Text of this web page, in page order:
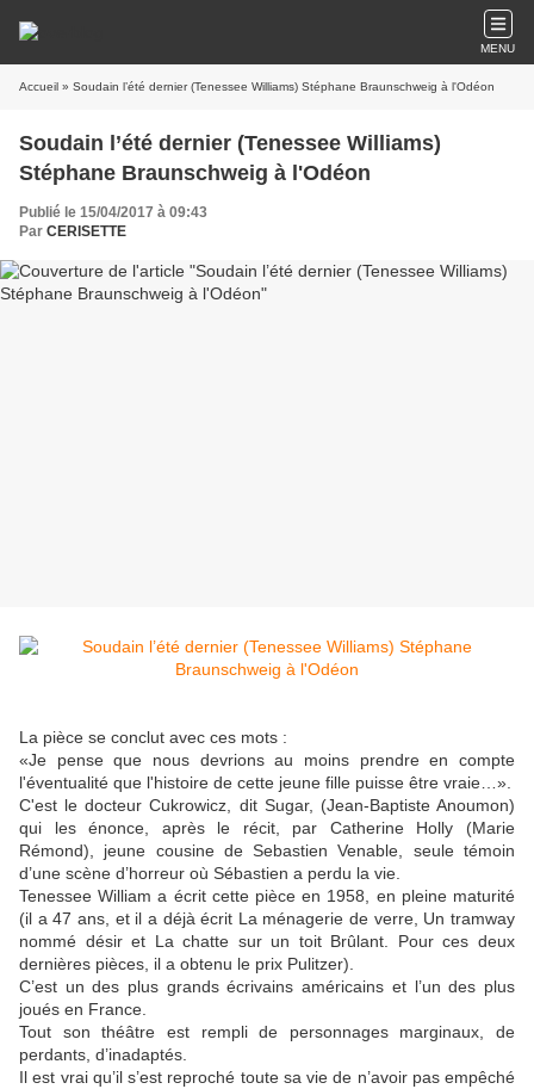
MENU
Accueil » Soudain l’été dernier (Tenessee Williams) Stéphane Braunschweig à l'Odéon
Soudain l’été dernier (Tenessee Williams)
Stéphane Braunschweig à l'Odéon
Publié le 15/04/2017 à 09:43
Par CERISETTE
La pièce se conclut avec ces mots :
«Je pense que nous devrions au moins prendre en compte
l'éventualité que l'histoire de cette jeune fille puisse être vraie…».
C'est le docteur Cukrowicz, dit Sugar, (Jean-Baptiste Anoumon)
qui les énonce, après le récit, par Catherine Holly (Marie
Rémond), jeune cousine de Sebastien Venable, seule témoin
d’une scène d’horreur où Sébastien a perdu la vie.
Tenessee William a écrit cette pièce en 1958, en pleine maturité
(il a 47 ans, et il a déjà écrit La ménagerie de verre, Un tramway
nommé désir et La chatte sur un toit Brûlant. Pour ces deux
dernières pièces, il a obtenu le prix Pulitzer).
C’est un des plus grands écrivains américains et l’un des plus
joués en France.
Tout son théâtre est rempli de personnages marginaux, de
perdants, d’inadaptés.
Il est vrai qu’il s’est reproché toute sa vie de n’avoir pas empêché